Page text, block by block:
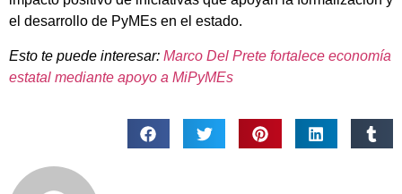
el desarrollo de PyMEs en el estado.
Esto te puede interesar: Marco Del Prete fortalece economía
estatal mediante apoyo a MiPyMEs